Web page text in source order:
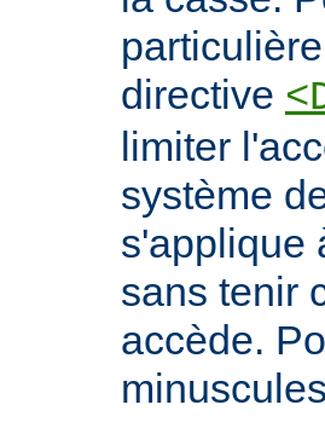
directive
limiter
système
s'applique
sans tenir
accède.